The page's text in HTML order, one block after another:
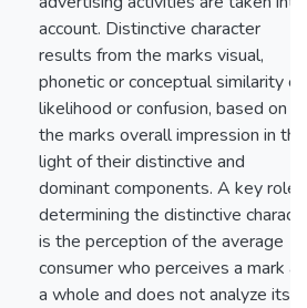
account. Distinctive character
results from the marks visual,
phonetic or conceptual similarity of
likelihood or confusion, based on
the marks overall impression in the
light of their distinctive and
dominant components. A key role
determining the distinctive
is the perception of the average
consumer who perceives a mark as
a whole and does not analyze its